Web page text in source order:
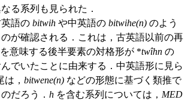
る系列も見られた．
語の bitwih や中英語の bitwihe(n) のよう
が確認される．これは，古英語以前の再
意味する後半要素の対格形が *twîhn の
んでいたことに由来する．中英語形に見ら
は， bitwene(n) などの形態に基づく類推で
だろう． h を含む系列については， MED